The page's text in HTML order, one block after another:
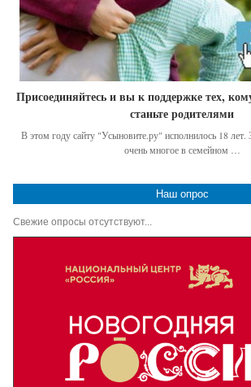
Присоединяйтесь и вы к поддержке тех,
станьте родителями
В этом году сайту "Усыновите.ру" исполнилось 18 лет.
очень многое в семейном …
Наш опрос
Свежие опросы отсутствуют...